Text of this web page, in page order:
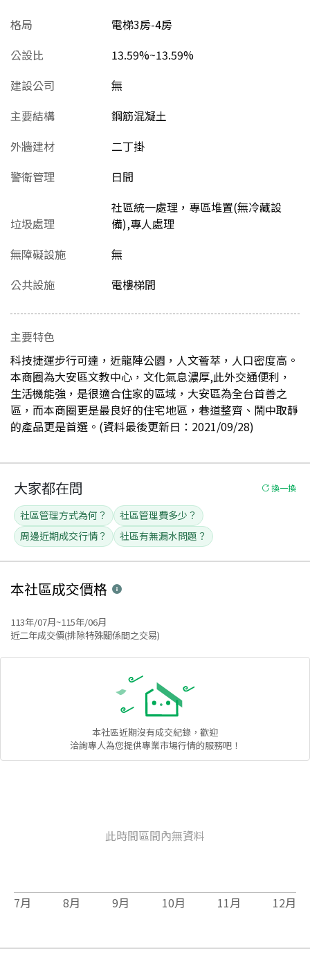
格局
電梯3房-4房
公設比
13.59%~13.59%
建設公司
無
主要結構
鋼筋混凝土
外牆建材
二丁掛
警衛管理
日間
垃圾處理
社區統一處理，專區堆置(無冷藏設
備),專人處理
無障礙設施
無
公共設施
電樓梯間
主要特色
科技捷運步行可達，近龍陣公園，人文薈萃，人口密度高。
本商圈為大安區文教中心，文化氣息濃厚,此外交通便利，
生活機能強，是很適合住家的區域，大安區為全台首善之
區，而本商圈更是最良好的住宅地區，巷道整齊、鬧中取靜
的產品更是首選。(資料最後更新日：2021/09/28)
大家都在問 換一換
社區管理方式為何？
社區管理費多少？
周邊近期成交行情？
社區有無漏水問題？
本社區成交價格
113年/07月~115年/06月
近二年成交價(排除特殊關係間之交易)
本社區近期沒有成交紀錄，歡迎
洽詢專人為您提供專業市場行情的服務吧！
此時間區間內無資料
7月 8月 9月 10月 11月 12月